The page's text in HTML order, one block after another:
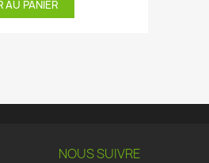
AU PANIER
NOUS SUIVRE